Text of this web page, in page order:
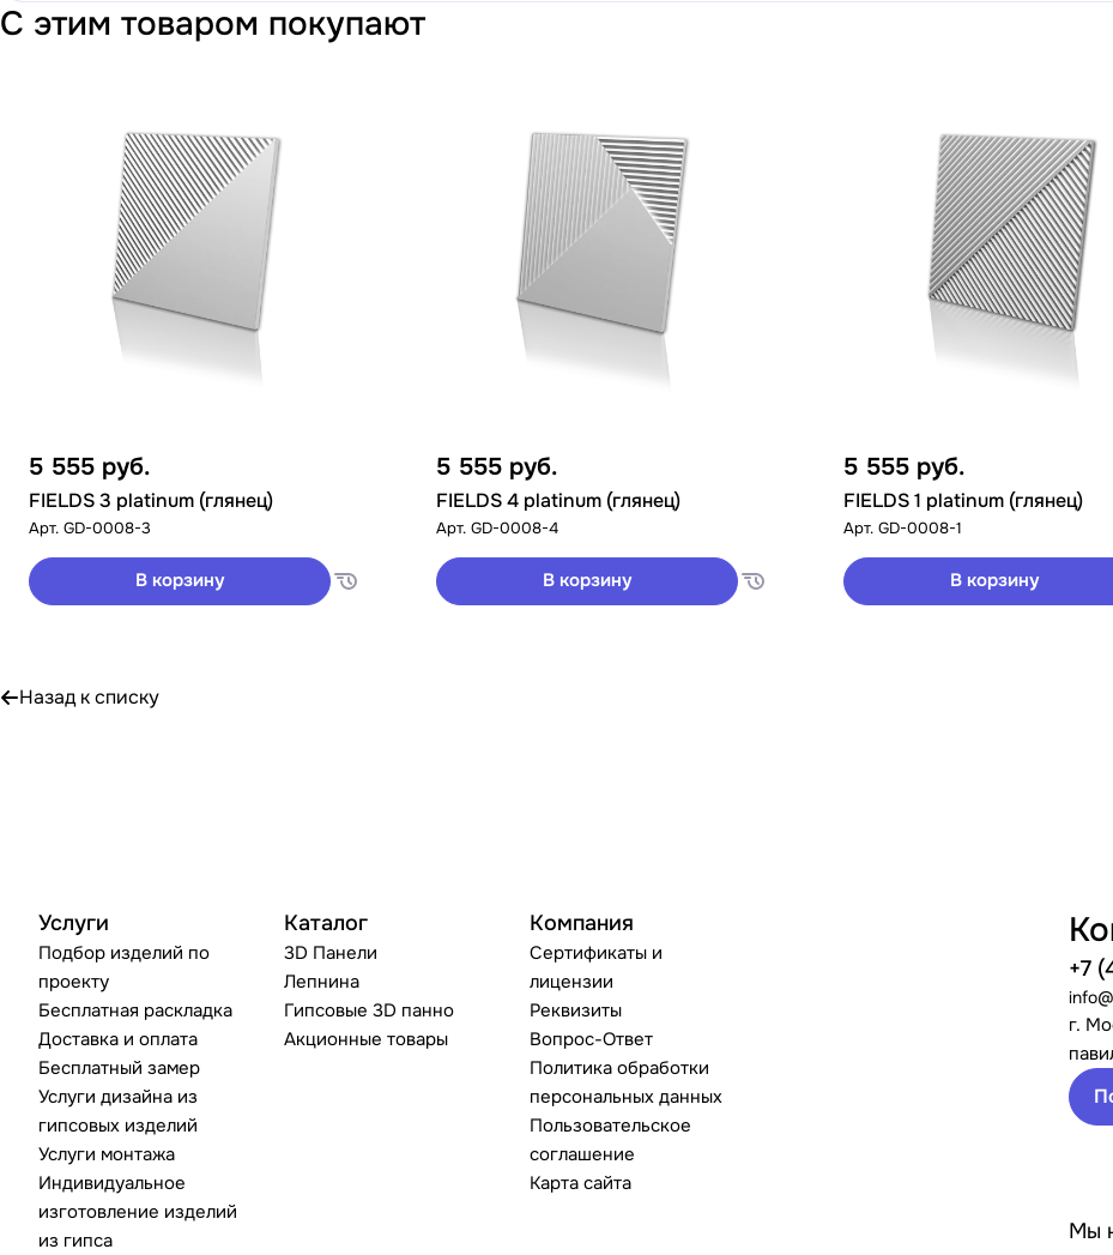
С этим товаром покупают
5 555 руб.
FIELDS 3 platinum (глянец)
Арт. GD-0008-3
В корзину
5 555 руб.
FIELDS 4 platinum (глянец)
Арт. GD-0008-4
В корзину
5 555 руб.
FIELDS 1 platinum (глянец)
Арт. GD-0008-1
В корзину
Назад к списку
Услуги
Подбор изделий по
проекту
Бесплатная раскладка
Доставка и оплата
Бесплатный замер
Услуги дизайна из
гипсовых изделий
Услуги монтажа
Индивидуальное
изготовление изделий
из гипса
Каталог
3D Панели
Лепнина
Гипсовые 3D панно
Акционные товары
Компания
Сертификаты и
лицензии
Реквизиты
Вопрос-Ответ
Политика обработки
персональных данных
Пользовательское
соглашение
Карта сайта
+7
г.
Мы